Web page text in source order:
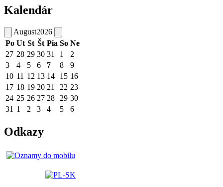
Kalendár
August2026
Po Ut St Št Pia So Ne
27 28 29 30 31 1
2
3
4 5 6 7 8
9
10 11 12 13 14 15 16
17 18 19 20 21 22 23
24 25 26 27 28 29 30
31 1 2 3 4 5 6
Odkazy